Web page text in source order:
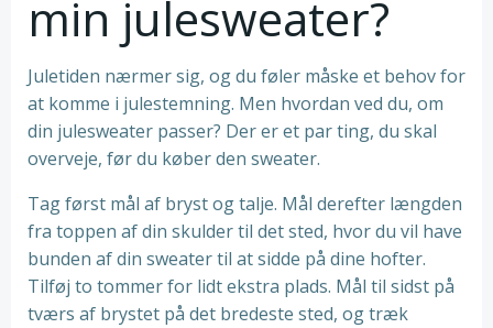
min julesweater?
Juletiden nærmer sig, og du føler måske et behov for
at komme i julestemning. Men hvordan ved du, om
din julesweater passer? Der er et par ting, du skal
overveje, før du køber den sweater.
Tag først mål af bryst og talje. Mål derefter længden
fra toppen af din skulder til det sted, hvor du vil have
bunden af din sweater til at sidde på dine hofter.
Tilføj to tommer for lidt ekstra plads. Mål til sidst på
tværs af brystet på det bredeste sted, og træk